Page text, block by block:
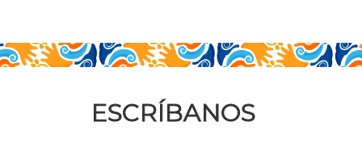
ESCRÍBANOS